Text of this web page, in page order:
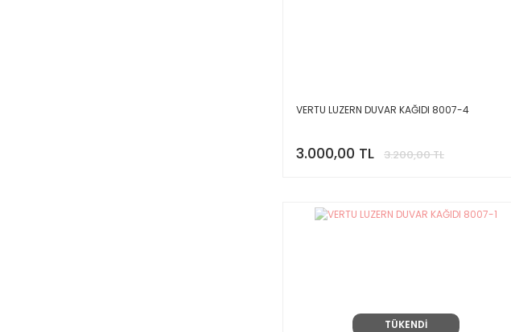
VERTU LUZERN DUVAR KAĞIDI 8007-4
3.000,00 TL 3.200,00 TL
TÜKENDİ